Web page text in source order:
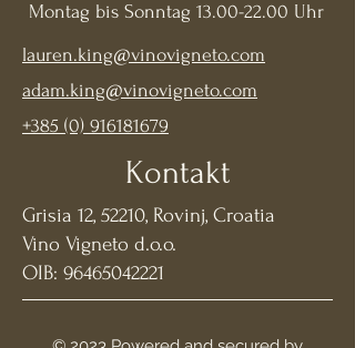
Montag bis Sonntag 13.00-22.00 Uhr
lauren.king@vinovigneto.com
adam.king@vinovigneto.com
+385 (0) 916181679
Kontakt
Grisia 12, 52210, Rovinj, Croatia
Vino Vigneto d.o.o.
OIB: 96465042221